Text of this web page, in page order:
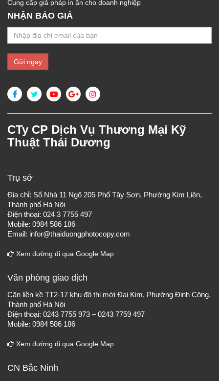
Cung cấp giả pháp in ấn cho doanh nghiệp
NHẬN BÁO GIÁ
CTy CP Dịch Vụ Thương Mại Kỹ
Thuật Thái Dương
Trụ sở
Địa chỉ: Số Nhà 11 Ngõ 205 Phố Tây Sơn, Phường Kim Liên,
Thành phố Hà Nội
Điện thoại: 024 3 7755 497
Mobile: 0984 586 186
Email: infor@thaiduongphotocopy.com
Xem đường đi qua Google Map
Văn phòng giao dịch
Căn liền kề TT2-17 khu đô thị mới Đại Kim, Phường Định Công,
Thành phố Hà Nội
Điện thoại: 0243 7755 973 – 0243 7759 497
Mobile: 0984 586 186
Xem đường đi qua Google Map
CN Bắc Ninh